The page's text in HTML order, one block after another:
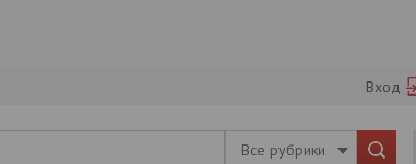
Вход
Все рубрики